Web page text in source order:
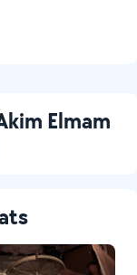
Elmam